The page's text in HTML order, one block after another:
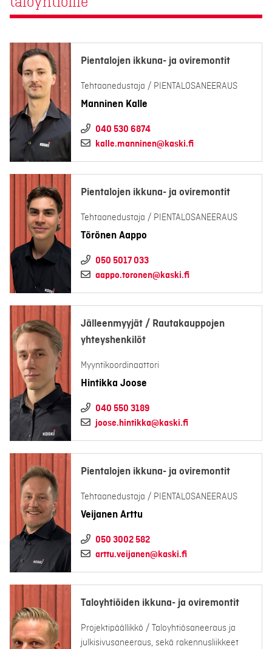
Pientalojen ikkuna- ja oviremontit
Tehtaanedustaja / PIENTALOSANEERAUS
Manninen Kalle
040 530 6874
kalle.manninen@kaski.fi
Pientalojen ikkuna- ja oviremontit
Tehtaanedustaja / PIENTALOSANEERAUS
Törönen Aappo
050 5017 033
aappo.toronen@kaski.fi
Jälleenmyyjät / Rautakauppojen
yhteyshenkilöt
Myyntikoordinaattori
Hintikka Joose
040 550 3189
joose.hintikka@kaski.fi
Pientalojen ikkuna- ja oviremontit
Tehtaanedustaja / PIENTALOSANEERAUS
Veijanen Arttu
050 3002 582
arttu.veijanen@kaski.fi
Taloyhtiöiden ikkuna- ja oviremontit
Projektipäällikkö / Taloyhtiösaneeraus ja
julkisivusaneeraus, sekä rakennusliikkeet